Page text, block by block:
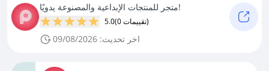
متجر للمنتجات الإبداعية والمصنوعة يدويًا!
5.0 (0 تقييمات)
اخر تحديث: 09/08/2026